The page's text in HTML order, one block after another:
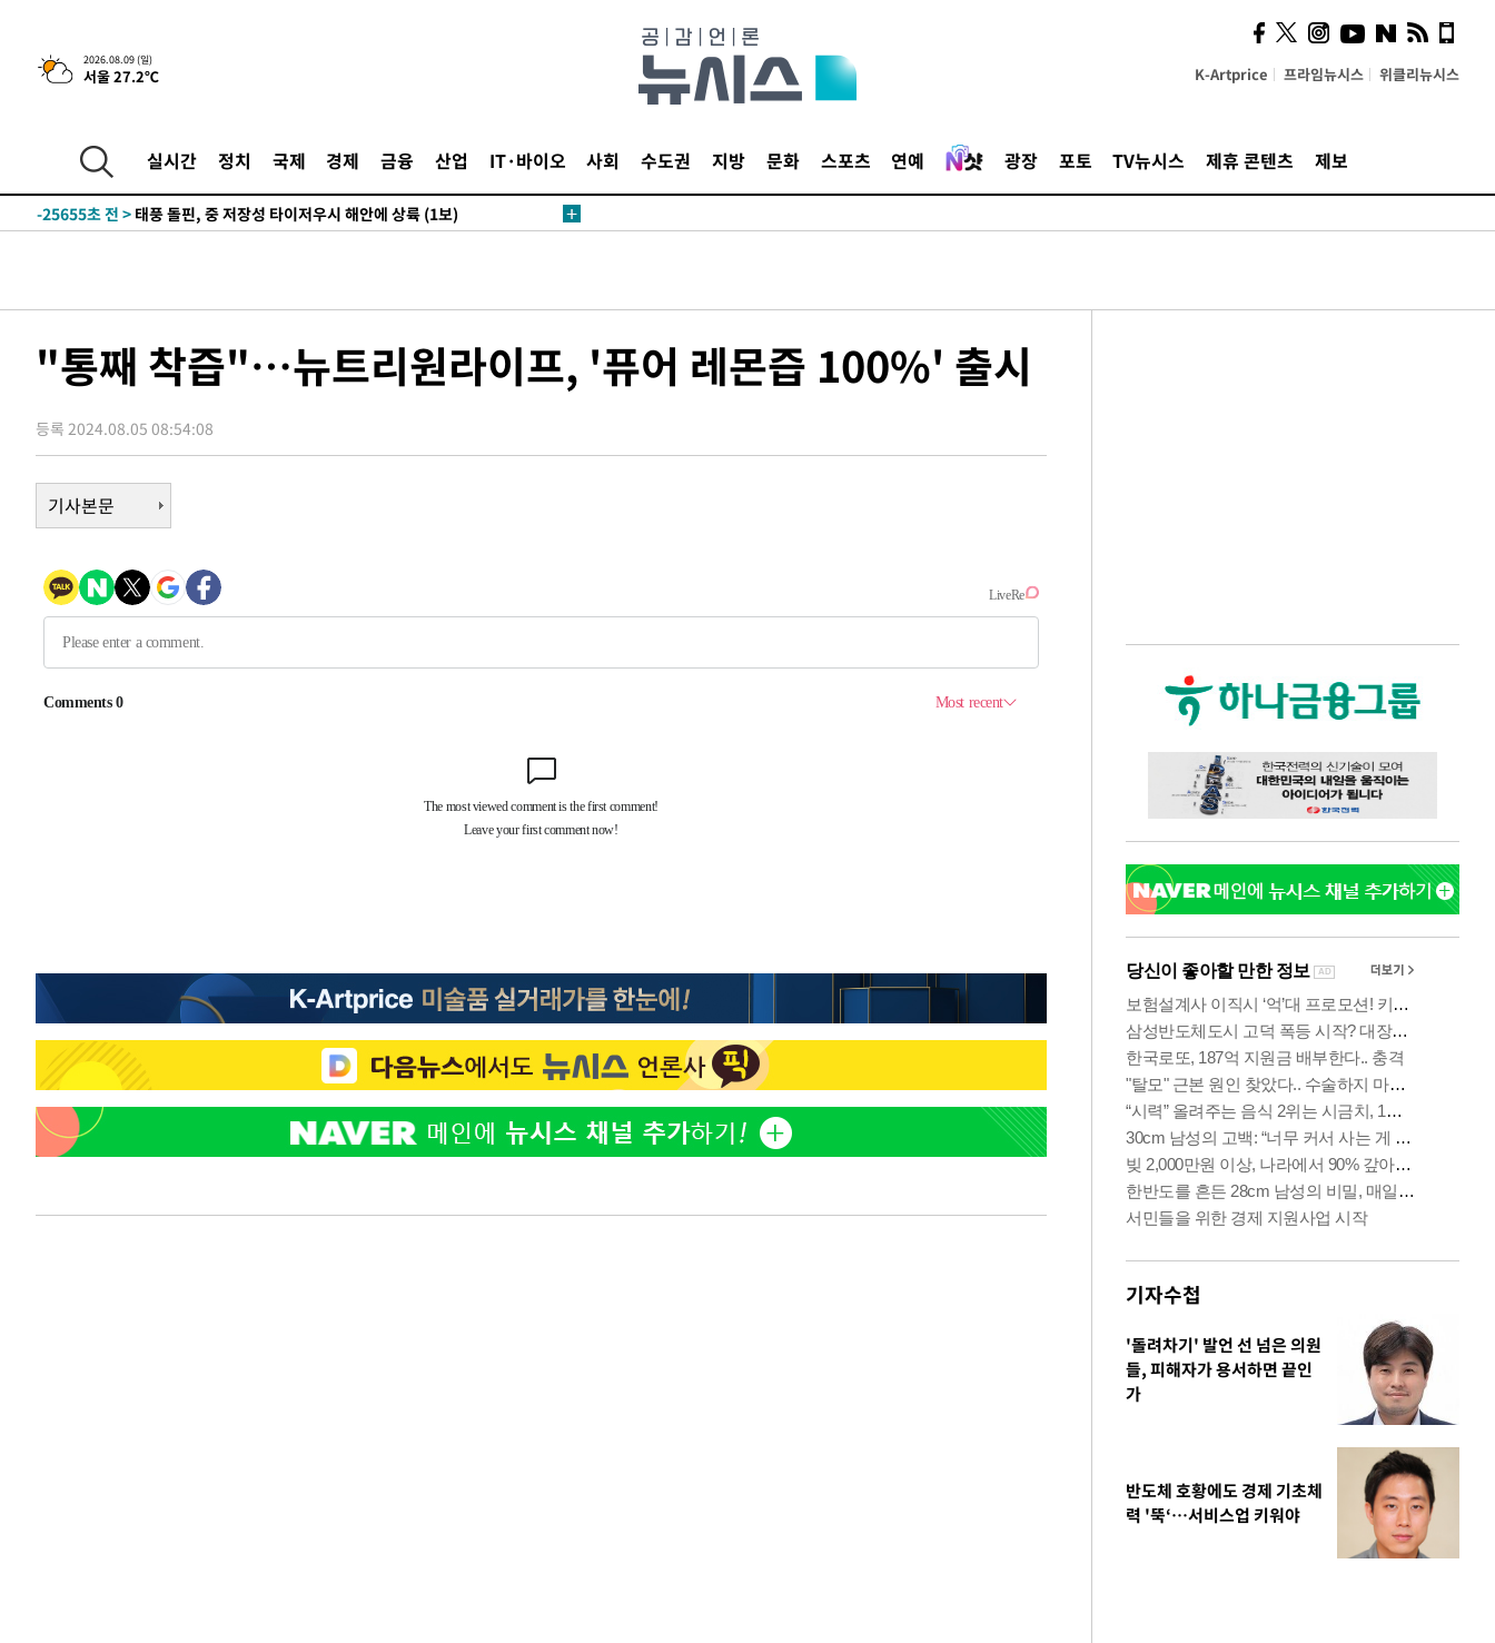
2026.08.09 (일)
서울 27.2℃ K-Artprice 프라임뉴시스 위클리뉴시스
실시간 정치 국제 경제 금융 산업 IT·바이오 사회 수도권 지방 문화 스포츠 연예 광장 포토 TV뉴시스 제휴 콘텐츠 제보
4시간 전 >튀르키예 외무장관, "메카 3국 방위협정은 이란이 목표 아냐 " 밝혀
-31999초 전 > [속보]'AT마드리드 7번' 이강인, 맨시티 상대로 비공식 데뷔전
-26659초 전 >
이강인 ATM 입단식에 '상암벌 들썩'…"세계적인 선수 되길"
-25655초 전 >
-23001초 전 > AT마드리드 데뷔 앞둔 이강인, 맨시티전 선발 대신 '벤치 시작'
-20805초 전 >[속보]與전대 권리당원투표…강원·경북 김민석, 대구 정청래 승리
45.71%
-20514초 전 > [속보]與 당대표 경선, 대구 권리당원 투표 정청래 47.82%·김민석
득표
-18229초 전 >"일본축구협회, 대한축구협회 성 접대 의혹 심판 조사"
-10871초 전 >[속보]장은수, KLPGA 제주삼다수 역전 우승…데뷔 10년 차에 첫
정상
-6236초 전 >
-6163초 전 >손흥민, 68분 뛰고 2경기 침묵…LAFC, 톨루카에 1-0 승리(종합)
-4187초 전 > 이강인, 오늘 서울서 AT마드리드 입단식…'전례 없는 특급대우'
2시간 전 >'여긴 20도, 저긴 50도'…열화상 카메라로 본 폭염 저감시설 '온도차'
2시간 전 >콜롬비아 신임 우파 대통령 취임 하루만에 차량폭탄 폭발 사건
-31999초 전 >
태풍 돌핀, 중 저장성 타이저우시 해안에 상륙 (1보)
AT마드리드 데뷔 앞둔 이강인, 맨시티전 선발 대신 '벤치 시작'
45.71%
-20514초 전 >
[속보]與 당대표 경선, 대구 권리당원 투표 정청래 47.82%·김민석
46.35%
-20311초 전 >[속보]與 당대표 경선, 강원 권리당원 투표 김민석 승리…50.30%
득표
-18229초 전 >
"일본축구협회, 대한축구협회 성 접대 의혹 심판 조사"
-10871초 전 >[속보]장은수, KLPGA 제주삼다수 역전 우승…데뷔 10년 차에 첫
정상
-6236초 전 >
"얼마나 더웠으면"…안동 물길공원서 헤엄친 구렁이 '소동'
-6163초 전 >
손흥민, 68분 뛰고 2경기 침묵…LAFC, 톨루카에 1-0 승리(종합)
-4187초 전 >이강인, 오늘 서울서 AT마드리드 입단식…'전례 없는 특급대우'
"통째 착즙"…뉴트리원라이프, '퓨어 레몬즙 100%' 출시
등록 2024.08.05 08:54:08
기사본문
기자수첩
'돌려차기' 발언 선 넘은 의원
들, 피해자가 용서하면 끝인
가
반도체 호황에도 경제 기초체
력 '뚝‘…서비스업 키워야